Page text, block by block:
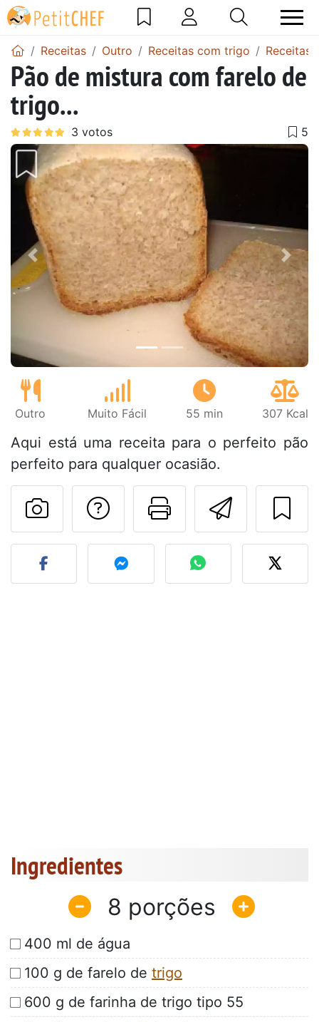
Receitas Outro Receitas com trigo Receitas
Pão de mistura com farelo de
trigo...
Anterior Next
Outro Muito Fácil 55 min 307 Kcal
Aqui está uma receita para o perfeito pão
perfeito para qualquer ocasião.
Imprima
Falar com o autor
Fez esta receita?
Ingredientes
8
400 ml de água
100 g de farelo de trigo
600 g de farinha de trigo tipo 55